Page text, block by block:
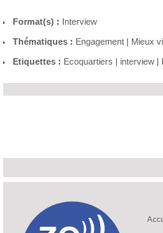
Format(s) : Interview
Thématiques : Engagement | Mieux
Etiquettes : Ecoquartiers | interview |